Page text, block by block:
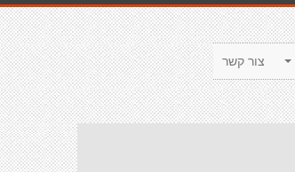
צור קשר